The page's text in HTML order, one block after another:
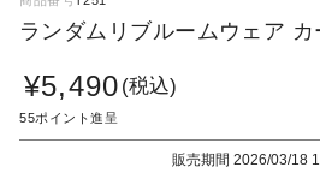
ランダムリブルームウェア カ
¥5,490 税込
55
販売期間 2026/03/18